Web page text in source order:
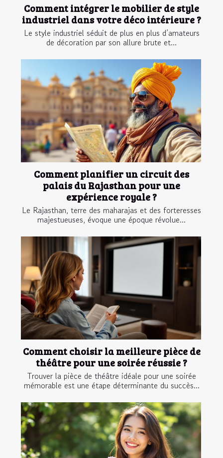
Comment intégrer le mobilier de style
industriel dans votre déco intérieure ?
Le style industriel séduit de plus en plus d’amateurs
de décoration par son allure brute et...
Comment planifier un circuit des
palais du Rajasthan pour une
expérience royale ?
Le Rajasthan, terre des maharajas et des forteresses
majestueuses, évoque une époque révolue...
Comment choisir la meilleure pièce de
théâtre pour une soirée réussie ?
Trouver la pièce de théâtre idéale pour une soirée
mémorable est une étape déterminante du succès...